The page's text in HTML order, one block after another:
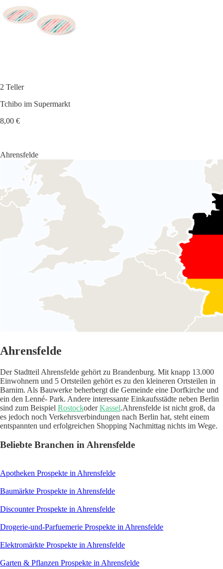
2 Teller
Tchibo im Supermarkt
8,00 €
Ahrensfelde
Ahrensfelde
Der Stadtteil Ahrensfelde gehört zu Brandenburg. Mit knapp 13.000
Einwohnern und 5 Ortsteilen gehört es zu den kleineren Ortsteilen in
Barnim. Als Bauwerke beherbergt die Gemeinde eine Dorfkirche und
ein den Lenné- Park. Andere interessante Einkaufsstädte neben Berlin
sind zum Beispiel RostockoderKassel.Ahrensfelde ist nicht groß, da
es jedoch noch Verkehrsverbindungen nach Berlin hat, steht einem
entspannten und erfolgreichen Shopping Nachmittag nichts im Wege.
Beliebte Branchen in Ahrensfelde
Apotheken Prospekte in Ahrensfelde
Baumärkte Prospekte in Ahrensfelde
DiscounterProspekte in Ahrensfelde
Drogerie-und-Parfuemerie Prospekte in Ahrensfelde
Elektromärkte Prospekte in Ahrensfelde
Garten & Pflanzen Prospekte in Ahrensfelde